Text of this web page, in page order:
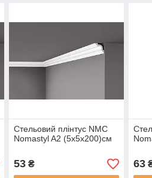
Стельовий плінтус NMC
Nomastyl A2 (5х5х200)см
53₴ 63